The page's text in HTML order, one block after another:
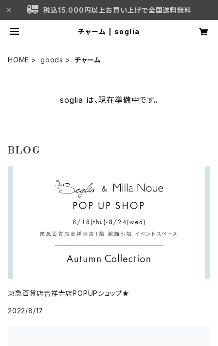
税込15.000円以上お買い上げで全国送料無料
チャーム | soglia
HOME goods チャーム
soglia は、現在準備中です。
BLOG
東急百貨店吉祥寺店POPUPショップ★
2022/8/17